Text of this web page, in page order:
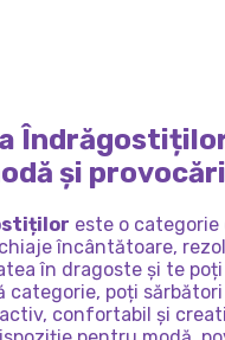
și
este o
încântătoare,
în dragoste și te
categorie, poți
confortabil și